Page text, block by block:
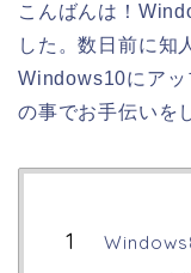
こんばんは！
した。数日前に知
Windows10にアッ
の事でお手伝いを